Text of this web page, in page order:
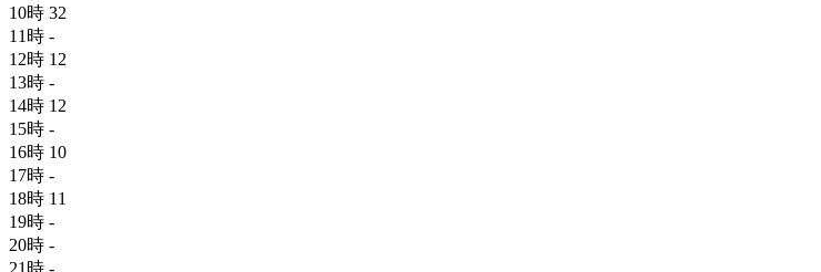
10時 32
11時 -
12時 12
13時 -
14時 12
15時 -
16時 10
17時 -
18時 11
19時 -
20時 -
21時 -